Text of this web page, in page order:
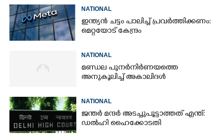
NATIONAL
ഇന്ത്യൻ ചട്ടം പാലിച്ച് പ്രവർത്തിക്കണം:
മെറ്റയോട് കേന്ദ്രം
NATIONAL
മണ്ഡല പുനർനിർണയത്തെ
അനുകൂലിച്ച് അകാലിദൾ
NATIONAL
ജന്ത‌‌ർ മന്ദർ അടച്ചുപൂട്ടാത്തത് എന്ത്:
ഡൽഹി ഹൈക്കോടതി